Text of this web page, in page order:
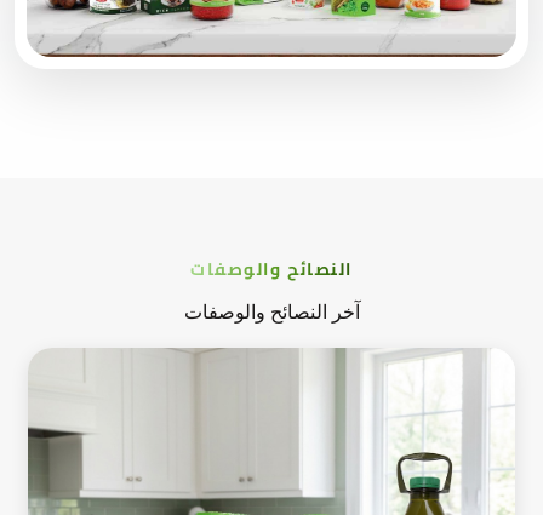
النصائح والوصفات
آخر النصائح والوصفات